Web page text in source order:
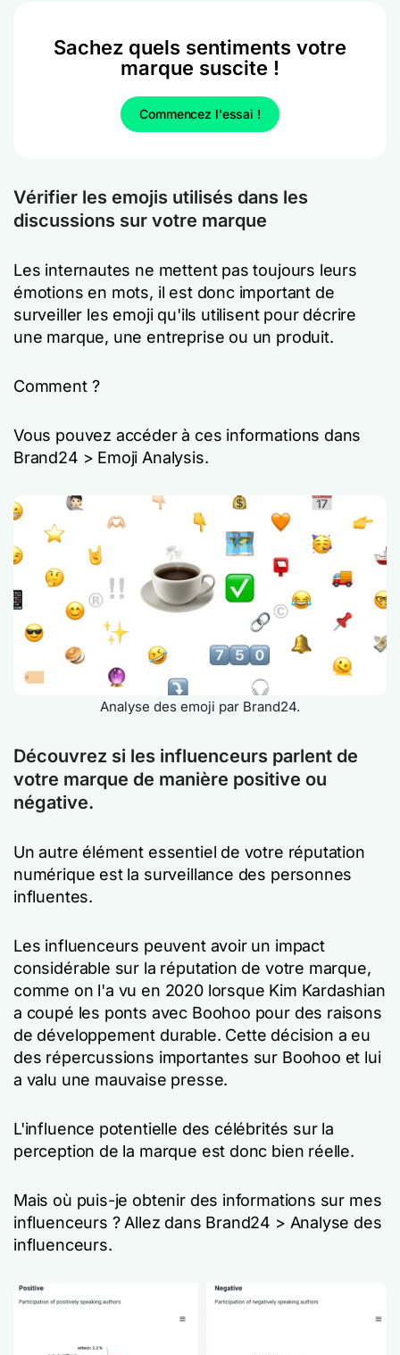
Sachez quels sentiments votre
marque suscite !
Commencez l'essai !
Vérifier les emojis utilisés dans les
discussions sur votre marque
Les internautes ne mettent pas toujours leurs
émotions en mots, il est donc important de
surveiller les emoji qu'ils utilisent pour décrire
une marque, une entreprise ou un produit.
Comment ?
Vous pouvez accéder à ces informations dans
Brand24 > Emoji Analysis.
Analyse des emoji par Brand24.
Découvrez si les influenceurs parlent de
votre marque de manière positive ou
négative.
Un autre élément essentiel de votre réputation
numérique est la surveillance des personnes
influentes.
Les influenceurs peuvent avoir un impact
considérable sur la réputation de votre marque,
comme on l'a vu en 2020 lorsque Kim Kardashian
a coupé les ponts avec Boohoo pour des raisons
de développement durable. Cette décision a eu
des répercussions importantes sur Boohoo et lui
a valu une mauvaise presse.
L'influence potentielle des célébrités sur la
perception de la marque est donc bien réelle.
Mais où puis-je obtenir des informations sur mes
influenceurs ? Allez dans Brand24 > Analyse des
influenceurs.